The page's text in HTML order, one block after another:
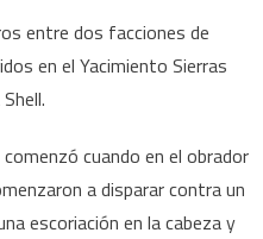
entre dos facciones de
en el Yacimiento Sierras
cuando en el obrador
a disparar contra un
escoriación en la cabeza y